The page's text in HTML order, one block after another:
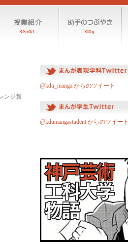
ンジ賞
@kdu_manga からのツイート
@kdumangastudent からのツイート